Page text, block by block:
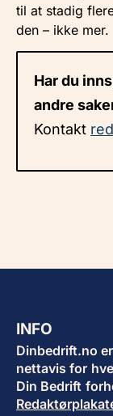
til at stadig
den – ikke mer.
Har du
andre
Kontakt
INFO
Dinbedrift.no
nettavis for
Din Bedrift